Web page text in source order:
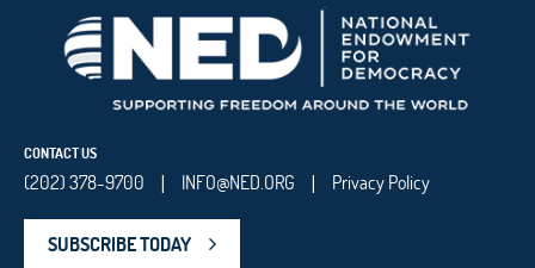
CONTACT US
(202) 378-9700 | INFO@NED.ORG | Privacy Policy
SUBSCRIBE TODAY